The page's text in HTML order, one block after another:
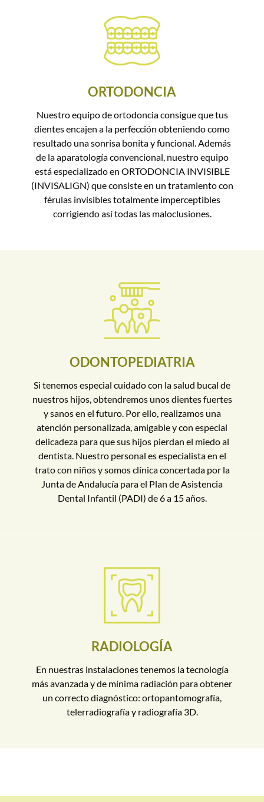
ORTODONCIA
Nuestro equipo de ortodoncia consigue que tus
dientes encajen a la perfección obteniendo como
resultado una sonrisa bonita y funcional. Además
de la aparatología convencional, nuestro equipo
está especializado en ORTODONCIA INVISIBLE
(INVISALIGN) que consiste en un tratamiento con
férulas invisibles totalmente imperceptibles
corrigiendo así todas las maloclusiones.
ODONTOPEDIATRIA
Si tenemos especial cuidado con la salud bucal de
nuestros hijos, obtendremos unos dientes fuertes
y sanos en el futuro. Por ello, realizamos una
atención personalizada, amigable y con especial
delicadeza para que sus hijos pierdan el miedo al
dentista. Nuestro personal es especialista en el
trato con niños y somos clínica concertada por la
Junta de Andalucía para el Plan de Asistencia
Dental Infantil (PADI) de 6 a 15 años.
RADIOLOGÍA
En nuestras instalaciones tenemos la tecnología
más avanzada y de mínima radiación para obtener
un correcto diagnóstico: ortopantomografía,
telerradiografía y radiografía 3D.